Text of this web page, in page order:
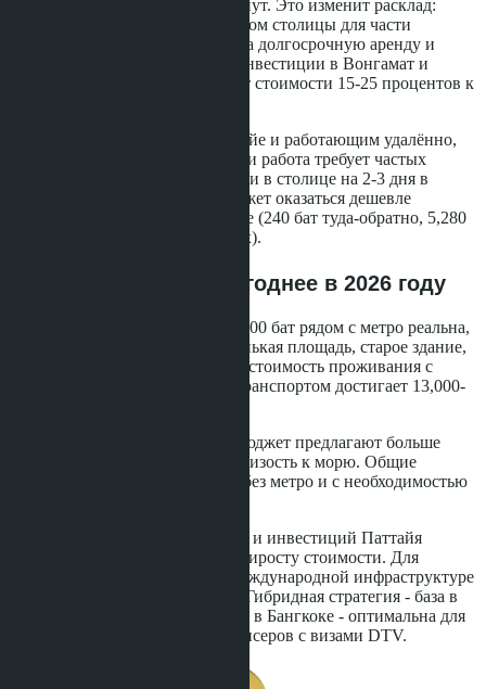
сократят время в пути до 45 минут. Это изменит расклад:
Паттайя станет спальным районом столицы для части
экспатов, что поднимет спрос на долгосрочную аренду и
цены соответственно. Ранние инвестиции в Вонгамат и
Наклуа могут принести прирост стоимости 15-25 процентов к
Арендаторам, живущим в Паттайе и работающим удалённо,
стоит пересмотреть бюджет: если работа требует частых
визитов в Бангкок, аренда студии в столице на 2-3 дня в
неделю плюс база в Паттайе может оказаться дешевле
ежедневных поездок на автобусе (240 бат туда-обратно, 5,280
бат в месяц при 22 рабочих днях).
Выводы: где жить выгоднее в 2026 году
Аренда кондо в Бангкоке за 10,000 бат рядом с метро реальна,
но требует компромиссов: маленькая площадь, старое здание,
периферийная станция. Полная стоимость проживания с
коммунальными платежами и транспортом достигает 13,000-
Паттайя и Вонгамат за тот же бюджет предлагают больше
пространства, новее здания и близость к морю. Общие
расходы - 12,500-15,000 бат, но без метро и с необходимостью
Для долгосрочного проживания и инвестиций Паттайя
выигрывает по доходности и приросту стоимости. Для
карьеры, бизнеса и доступа к международной инфраструктуре
Бангкок остаётся приоритетом. Гибридная стратегия - база в
Паттайе плюс временная аренда в Бангкоке - оптимальна для
удалённых работников и фрилансеров с визами DTV.